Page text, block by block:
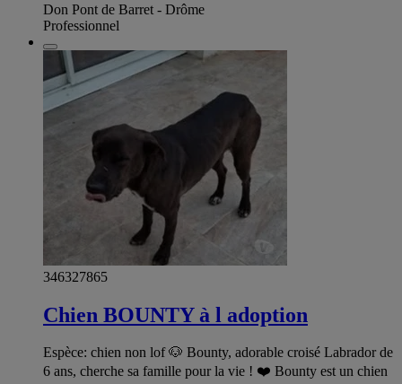
Don Pont de Barret - Drôme
Professionnel
346327865
Chien BOUNTY à l adoption
Espèce: chien non lof 🐶 Bounty, adorable croisé Labrador de
6 ans, cherche sa famille pour la vie ! ❤️ Bounty est un chien